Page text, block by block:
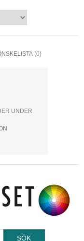
(0)
UNDER